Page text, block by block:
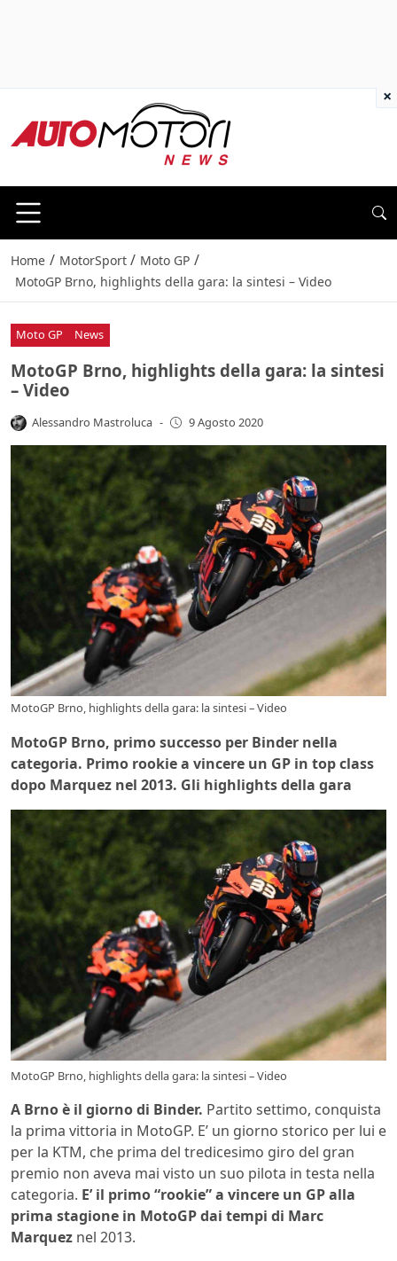
Home / MotorSport / Moto GP /
MotoGP Brno, highlights della gara: la sintesi – Video
Moto GP News
MotoGP Brno, highlights della gara: la sintesi
– Video
Alessandro Mastroluca - 9 Agosto 2020
MotoGP Brno, highlights della gara: la sintesi – Video
MotoGP Brno, primo successo per Binder nella
categoria. Primo rookie a vincere un GP in top class
dopo Marquez nel 2013. Gli highlights della gara
MotoGP Brno, highlights della gara: la sintesi – Video
A Brno è il giorno di Binder. Partito settimo, conquista
la prima vittoria in MotoGP. E’ un giorno storico per lui e
per la KTM, che prima del tredicesimo giro del gran
premio non aveva mai visto un suo pilota in testa nella
categoria. E’ il primo “rookie” a vincere un GP alla
prima stagione in MotoGP dai tempi di Marc
Marquez nel 2013.
×